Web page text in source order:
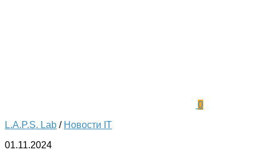
0
L.A.P.S. Lab / Новости IT
01.11.2024